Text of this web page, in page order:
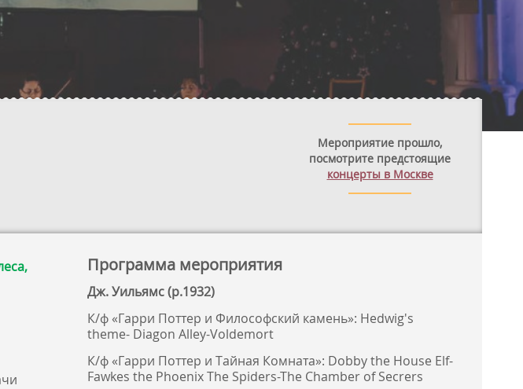
Мероприятие прошло,
посмотрите предстоящие
концерты в Москве
Программа мероприятия
Дж. Уильямс (р.1932)
К/ф «Гарри Поттер и Философский камень»: Hedwig's
theme- Diagon Alley-Voldemort
К/ф «Гарри Поттер и Тайная Комната»: Dobby the House Elf-
Fawkes the Phoenix The Spiders-The Chamber of Secrers